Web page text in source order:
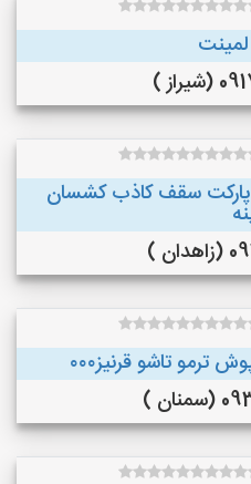
)
پارکت سقف کاذب کشسان
)
تاشو قرنیز۰۰۰
)